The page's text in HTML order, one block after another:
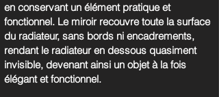
en conservant un élément pratique et
fonctionnel. Le miroir recouvre toute la surface
du radiateur, sans bords ni encadrements,
rendant le radiateur en dessous quasiment
invisible, devenant ainsi un objet à la fois
élégant et fonctionnel.